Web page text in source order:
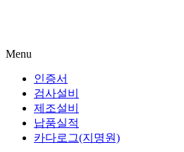
Menu
인증서
검사설비
제조설비
납품실적
카다로그(지명원)